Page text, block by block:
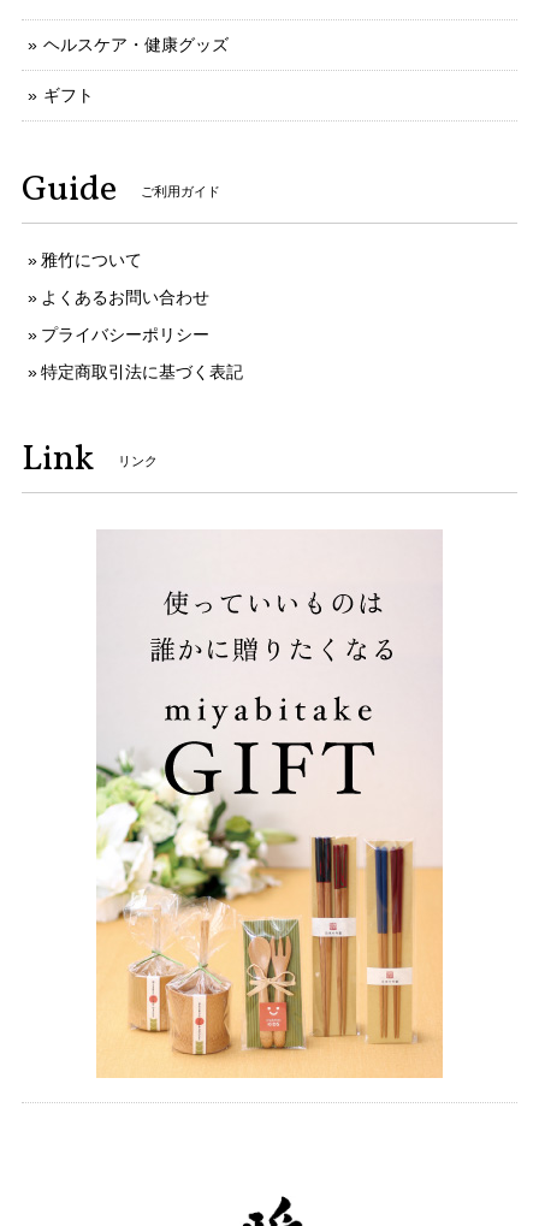
ヘルスケア・健康グッズ
ギフト
Guide ご利用ガイド
雅竹について
よくあるお問い合わせ
プライバシーポリシー
特定商取引法に基づく表記
Link リンク